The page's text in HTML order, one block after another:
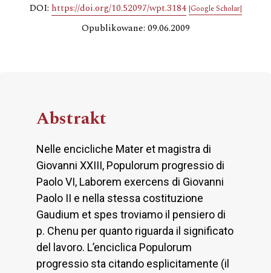
DOI: https://doi.org/10.52097/wpt.3184 [Google Scholar]
Opublikowane: 09.06.2009
Abstrakt
Nelle encicliche Mater et magistra di
Giovanni XXIII, Populorum progressio di
Paolo VI, Laborem exercens di Giovanni
Paolo II e nella stessa costituzione
Gaudium et spes troviamo il pensiero di
p. Chenu per quanto riguarda il significato
del lavoro. L’enciclica Populorum
progressio sta citando esplicitamente (il